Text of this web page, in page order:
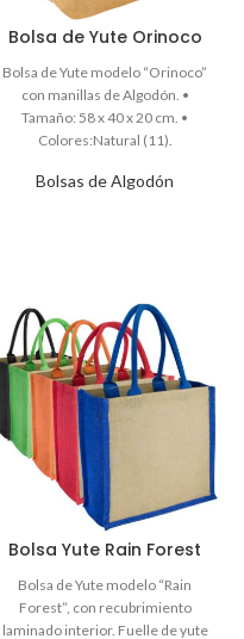
Bolsa de Yute Orinoco
Bolsas de Algodón
Bolsa Yute Rain Forest